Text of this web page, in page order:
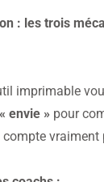
: les trois
imprimable
envie » pour
vraiment